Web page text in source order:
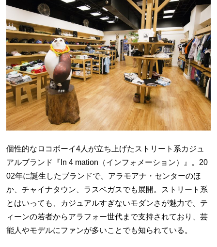
個性的なロコボーイ4人が立ち上げたストリート系カジュ
アルブランド『 In 4 mation （インフォメーション）』。 20
02年に誕生したブランドで、アラモアナ・センターのほ
か、チャイナタウン、ラスベガスでも展開。ストリート系
とはいっても、カジュアルすぎないモダンさが魅力で、テ
ィーンの若者からアラフォー世代まで支持されており、芸
能人やモデルにファンが多いことでも知られている。